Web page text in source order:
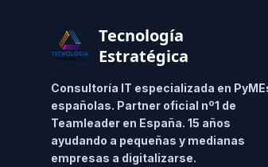
Tecnología
Estratégica
Consultoría IT especializada en
españolas. Partner oficial nº1 de
Teamleader en España. 15 años
ayudando a pequeñas y medianas
empresas a digitalizarse.